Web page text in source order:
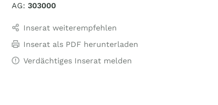
AG: 303000
Inserat weiterempfehlen
Inserat als PDF herunterladen
Verdächtiges Inserat melden